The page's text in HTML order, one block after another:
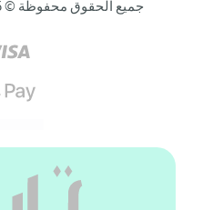
جميع الحقوق محفوظة © 2025 متجر الحذاء الاوروبي